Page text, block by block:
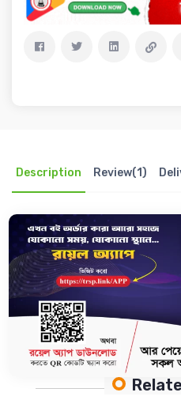
Description Review(1)
এই পৃথিবীর সবকিছুই এক বা একাধিক মৌলের
হলে, রসায়নকে বুঝতে হলে অবশ্যই বিভিন্ন মৌল
পর্যায় সারণির মৌলগুলো সম্পর্কে বিস্তারিত
উপশক্তিস্তর ইত্যাদি নিয়ে বিস্তারিত আলোচনা;
বিস্তারিত ও সহজে বোধগম্য করার প্রয়াস নিয়ে